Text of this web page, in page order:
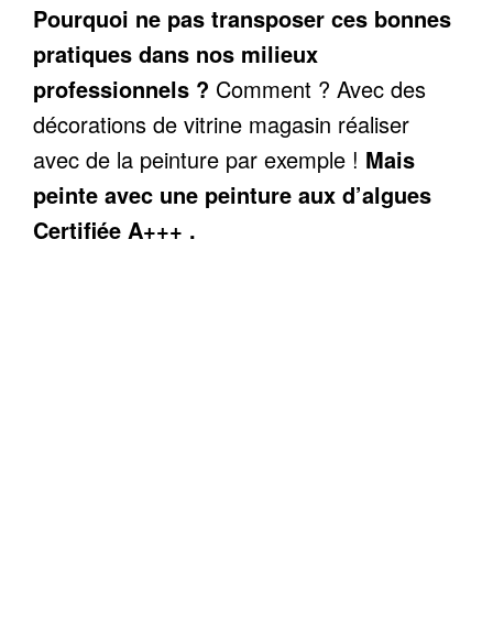
Pourquoi ne pas transposer ces bonnes
pratiques dans nos milieux
professionnels ? Comment ? Avec des
décorations de vitrine magasin réaliser
avec de la peinture par exemple ! Mais
peinte avec une peinture aux d’algues
Certifiée A+++ .